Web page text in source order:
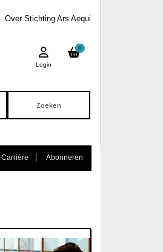
Over Stichting Ars Aequi
0
Login
Carrière Abonneren